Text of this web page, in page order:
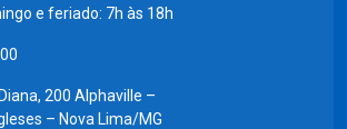
e feriado: 7h às 18h
200 Alphaville –
– Nova Lima/MG